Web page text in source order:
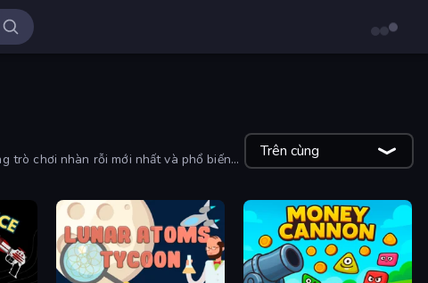
trò chơi nhàn rỗi mới nhất và phổ biến
Trên cùng